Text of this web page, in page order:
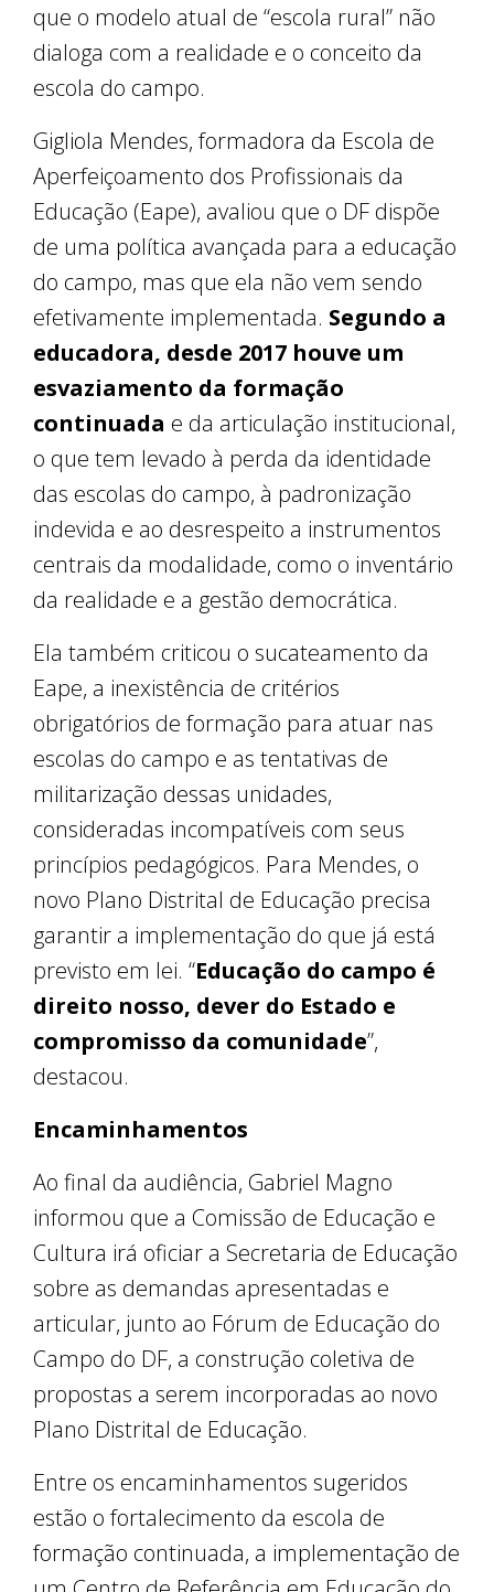
que o modelo atual de “escola rural” não
dialoga com a realidade e o conceito da
escola do campo.
Gigliola Mendes, formadora da Escola de
Aperfeiçoamento dos Profissionais da
Educação (Eape), avaliou que o DF dispõe
de uma política avançada para a educação
do campo, mas que ela não vem sendo
efetivamente implementada. Segundo a
educadora, desde 2017 houve um
esvaziamento da formação
continuada e da articulação institucional,
o que tem levado à perda da identidade
das escolas do campo, à padronização
indevida e ao desrespeito a instrumentos
centrais da modalidade, como o inventário
da realidade e a gestão democrática.
Ela também criticou o sucateamento da
Eape, a inexistência de critérios
obrigatórios de formação para atuar nas
escolas do campo e as tentativas de
militarização dessas unidades,
consideradas incompatíveis com seus
princípios pedagógicos. Para Mendes, o
novo Plano Distrital de Educação precisa
garantir a implementação do que já está
previsto em lei. “Educação do campo é
direito nosso, dever do Estado e
compromisso da comunidade”,
destacou.
Encaminhamentos
Ao final da audiência, Gabriel Magno
informou que a Comissão de Educação e
Cultura irá oficiar a Secretaria de Educação
sobre as demandas apresentadas e
articular, junto ao Fórum de Educação do
Campo do DF, a construção coletiva de
propostas a serem incorporadas ao novo
Plano Distrital de Educação.
Entre os encaminhamentos sugeridos
estão o fortalecimento da escola de
formação continuada, a implementação de